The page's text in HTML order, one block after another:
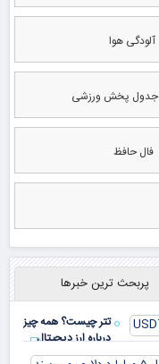
آلودگی هوا
جدول پخش ورزشی
فال حافظ
پربحث ترین خبرها
تتر چیست؟ همه چیز
درباره ارز دیجیتال
USDT